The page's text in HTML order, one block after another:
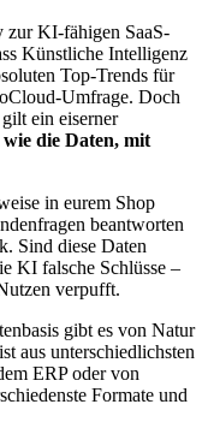
zur KI-fähigen SaaS-
Künstliche Intelligenz
Top-Trends für
Umfrage. Doch
ein eiserner
die Daten, mit
in eurem Shop
beantworten
Sind diese Daten
KI falsche Schlüsse –
verpufft.
gibt es von Natur
aus unterschiedlichsten
ERP oder von
Formate und